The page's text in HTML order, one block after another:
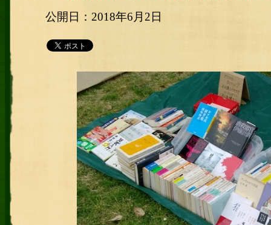
公開日：2018年6月2日